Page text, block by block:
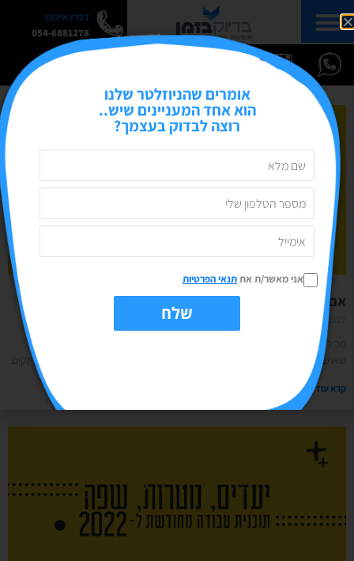
דברו איתנו
054-6881278
אם.. אז.. בואו נדבר על אוטומציה בעסק
14/02/2022
מכירים את זה שאתם נרשמים לרשימת תפוצה (כמו אצלי בפופאפ למשל) ואחרי
שאתם משאירים את הפרטים אתם מקבלים מייל של תודה שנרשמתם עם כל הלינקים
קרא עוד »
אומרים שהניוזלטר שלנו
הוא אחד המעניינים שיש..
רוצה לבדוק בעצמך?
אני מאשר/ת אתתנאי הפרטיות
שלח